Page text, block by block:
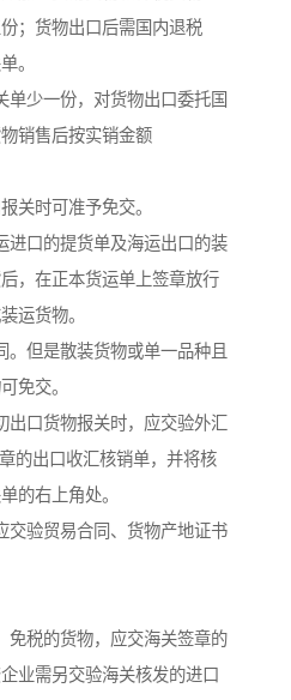
；货物出口后需国内退税
。
单少一份，对货物出口委托国
销售后按实销金额
关时可准予免交。
进口的提货单及海运出口的装
，在正本货运单上签章放行
运货物。
。但是散装货物或单一品种且
免交。
口货物报关时，应交验外汇
的出口收汇核销单，并将核
的右上角处。
交验贸易合同、货物产地证书
免税的货物，应交海关签章的
业需另交验海关核发的进口